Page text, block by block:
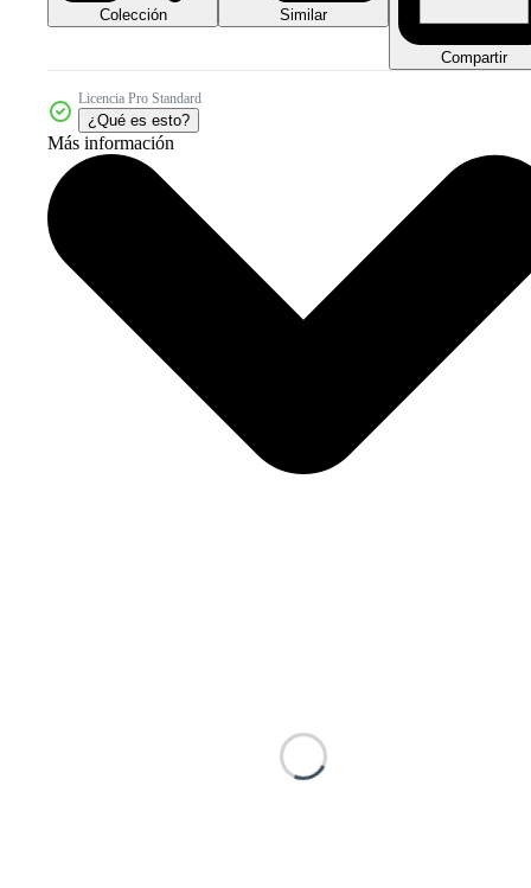
Colección Similar
Compartir
Licencia Pro Standard
¿Qué es esto?
Más información